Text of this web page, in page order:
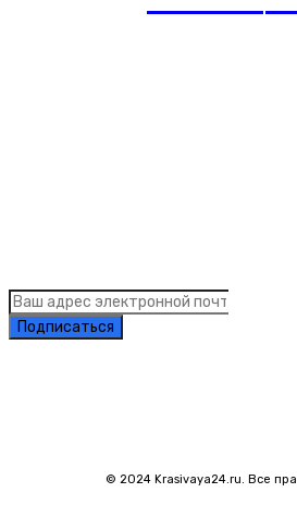
Подписаться
© 2024 Krasivaya24.ru. Все